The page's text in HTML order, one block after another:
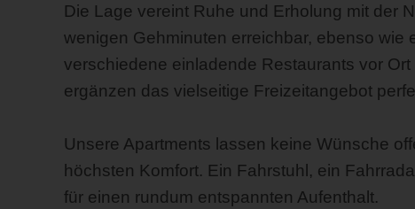
Die Lage vereint Ruhe und Erholung mit der
wenigen Gehminuten erreichbar, ebenso
verschiedene einladende Restaurants vor
ergänzen das vielseitige Freizeitangebot
Unsere Apartments lassen keine Wünsche
höchsten Komfort. Ein Fahrstuhl, ein
für einen rundum entspannten Aufenthalt.